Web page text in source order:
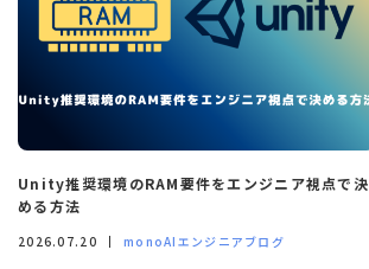
Unity推奨環境のRAM要件をエンジニア視点で決
める方法
2026.07.20 monoAIエンジニアブログ